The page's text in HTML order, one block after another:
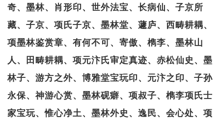
奇、墨林、肖形印、世外法宝、长病仙、子京所
藏、子京、项氏子京、墨林堂、蘧庐、西畴耕耦、
项墨林鉴赏章、有何不可、寄傲、檇李、墨林山
人、田畴耕耦、项元汴氏审定真迹、赤松仙史、墨
林子、游方之外、博雅堂宝玩印、元汴之印、子孙
永保、神游心赏、墨林砚癖、项叔子、檇李项氏士
家宝玩、惟心净土、墨林外史、逸民、会心处、项